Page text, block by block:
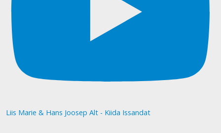
Liis Marie & Hans Joosep Alt - Kiida Issandat